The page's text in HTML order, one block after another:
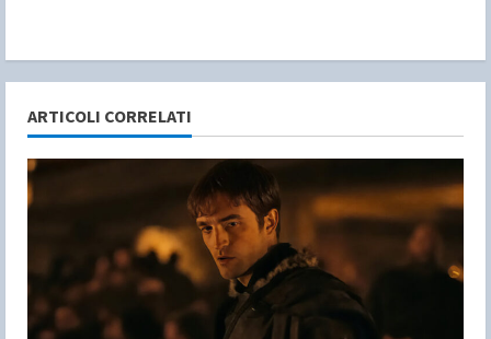
n
u
e
a
ARTICOLI CORRELATI